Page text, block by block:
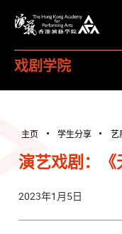
戏剧学院
主页 学生分享 艺
演艺戏剧：《
2023年1月5日